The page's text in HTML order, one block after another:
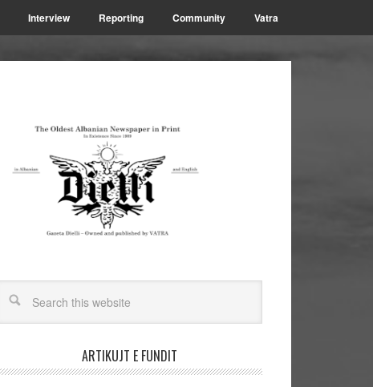
Interview Reporting Community Vatra
ARTIKUJT E FUNDIT